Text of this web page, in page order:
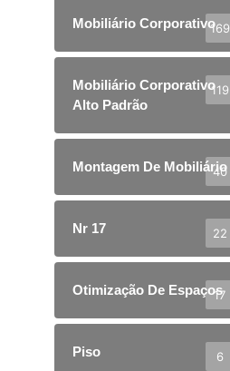
Mobiliário Corporativo169
Mobiliário Corporativo
Alto Padrão
119
Montagem De Mobiliário
40
Nr 17 22
Otimização De Espaços
17
Piso 6